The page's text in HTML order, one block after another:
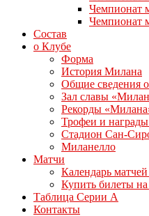
Чемпионат
Чемпионат
Состав
о Клубе
Форма
История Милана
Общие сведения
Зал славы
Рекорды
Трофеи и
Стадион Сан-
Миланелло
Матчи
Календарь
Купить билеты
Таблица Серии А
Контакты